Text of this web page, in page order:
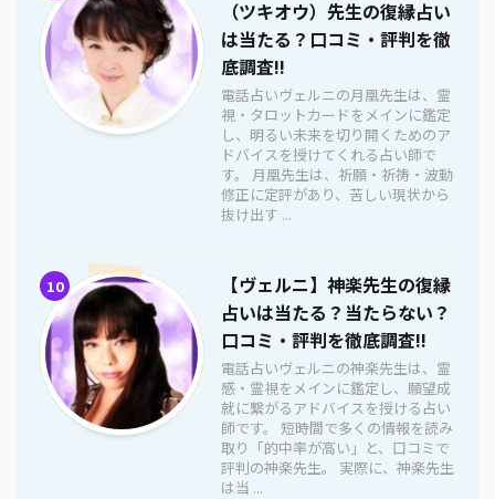
（ツキオウ）先生の復縁占い
は当たる？口コミ・評判を徹
底調査!!
電話占いヴェルニの月凰先生は、霊
視・タロットカードをメインに鑑定
し、明るい未来を切り開くためのア
ドバイスを授けてくれる占い師で
す。 月凰先生は、祈願・祈祷・波動
修正に定評があり、苦しい現状から
抜け出す ...
10
【ヴェルニ】神楽先生の復縁
占いは当たる？当たらない？
口コミ・評判を徹底調査!!
電話占いヴェルニの神楽先生は、霊
感・霊視をメインに鑑定し、願望成
就に繋がるアドバイスを授ける占い
師です。 短時間で多くの情報を読み
取り「的中率が高い」と、口コミで
評判の神楽先生。 実際に、神楽先生
は当 ...